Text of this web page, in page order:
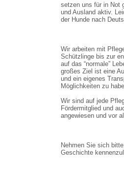
setzen uns für in Not
und Ausland aktiv.
der Hunde nach
Wir arbeiten mit
Schützlinge bis zur
auf das “normale”
großes Ziel ist eine
und ein eigenes
Möglichkeiten zu
Wir sind auf jede
Fördermitglied und
angewiesen und vor
Nehmen Sie sich
Geschichte